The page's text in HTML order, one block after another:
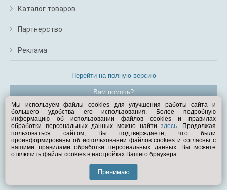
Каталог товаров
Партнерство
Реклама
Перейти на полную версию
Вам помочь?
© Exist.ru 1998—2026
Мы используем файлы cookies для улучшения работы сайта и
большего удобства его использования. Более подробную
информацию об использовании файлов cookies и правилах
обработки персональных данных можно найтиздесь. Продолжая
пользоваться сайтом, Вы подтверждаете, что были
проинформированы об использовании файлов cookies и согласны с
нашими правилами обработки персональных данных. Вы можете
отключить файлы cookies в настройках Вашего браузера.
Принимаю